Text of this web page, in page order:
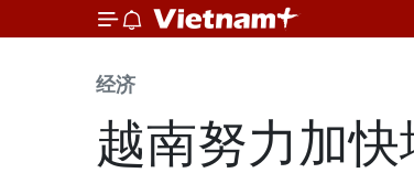
经济
越南努力加